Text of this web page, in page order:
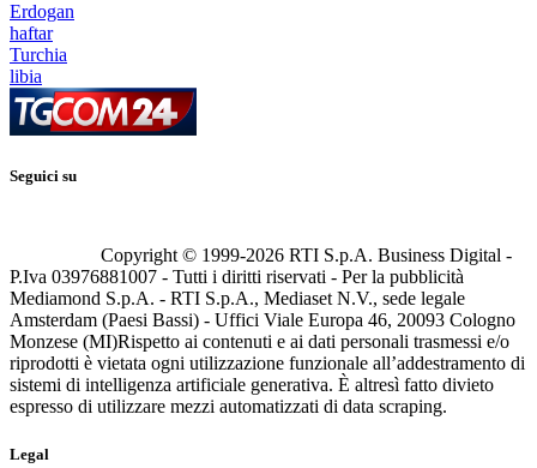
Erdogan
haftar
Turchia
libia
Seguici su
Copyright © 1999-2026 RTI S.p.A. Business Digital -
P.Iva 03976881007 - Tutti i diritti riservati - Per la pubblicità
Mediamond S.p.A. - RTI S.p.A., Mediaset N.V., sede legale
Amsterdam (Paesi Bassi) - Uffici Viale Europa 46, 20093 Cologno
Monzese (MI)Rispetto ai contenuti e ai dati personali trasmessi e/o
riprodotti è vietata ogni utilizzazione funzionale all’addestramento di
sistemi di intelligenza artificiale generativa. È altresì fatto divieto
espresso di utilizzare mezzi automatizzati di data scraping.
Legal